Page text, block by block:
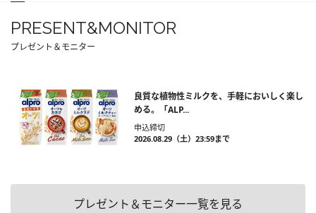
PRESENT&MONITOR
プレゼント＆モニター
良質な植物性ミルクを、手軽においしく楽し
める。「ALP...
申込締切
2026.08.29（土）23:59まで
プレゼント＆モニター一覧を見る